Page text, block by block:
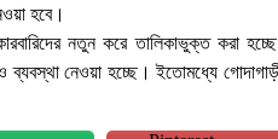
হবে।
নতুন করে তালিকাভুক্ত করা
ব্যবস্থা নেওয়া হচ্ছে। ইতোমধ্যে